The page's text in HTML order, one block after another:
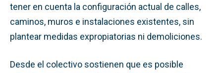
tener en cuenta la configuración actual de calles,
caminos, muros e instalaciones existentes, sin
plantear medidas expropiatorias ni demoliciones.
Desde el colectivo sostienen que es posible